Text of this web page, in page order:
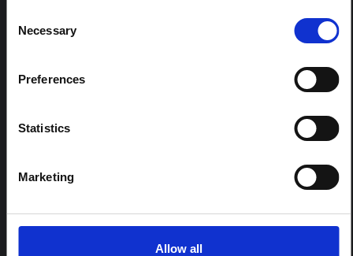
Selection
Necessary
Preferences
Statistics
Marketing
Allow all
Note contextuelle sur l'épidémie
d'Ebola Bundibugyo en Ituri (2026)
Cette note fournit un contexte sur la province de l'Ituri,
actuellement touchée par une épidémie d'Ebola
réponse à Ebola, mais présente le contexte général